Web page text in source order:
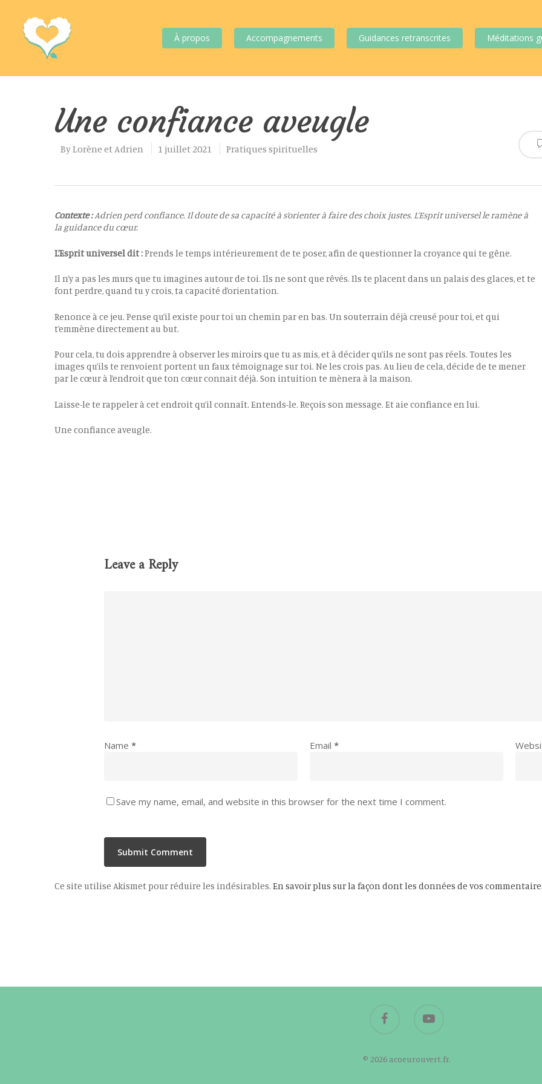
Hit enter to search or ESC to close
À propos Accompagnements Guidances retranscrites Méditations
Une confiance aveugle
ByLorène et Adrien 1 juillet 2021 Pratiques spirituelles
Contexte :Adrien perd confiance. Il doute de sa capacité à s’orienter à faire des choix justes. L’Esprit universel le ramène à
la guidance du cœur.
L’Esprit universel dit :Prends le temps intérieurement de te poser, afin de questionner la croyance qui te gêne.
Il n’y a pas les murs que tu imagines autour de toi. Ils ne sont que rêvés. Ils te placent dans un palais des glaces, et te
font perdre, quand tu y crois, ta capacité d’orientation.
Renonce à ce jeu. Pense qu’il existe pour toi un chemin par en bas. Un souterrain déjà creusé pour toi, et qui
t’emmène directement au but.
Pour cela, tu dois apprendre à observer les miroirs que tu as mis, et à décider qu’ils ne sont pas réels. Toutes les
images qu’ils te renvoient portent un faux témoignage sur toi. Ne les crois pas. Au lieu de cela, décide de te mener
par le cœur à l’endroit que ton cœur connait déjà. Son intuition te mènera à la maison.
Laisse-le te rappeler à cet endroit qu’il connaît. Entends-le. Reçois son message. Et aie confiance en lui.
Une confiance aveugle.
Leave a Reply
Name * Email *
Save my name, email, and website in this browser for the next time I comment.
Ce site utilise Akismet pour réduire les indésirables. En savoir plus sur la façon dont les données de vos
© 2026 acoeurouvert.fr.